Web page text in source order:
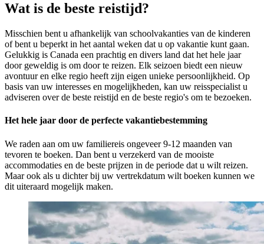
Wat is de beste reistijd?
Misschien bent u afhankelijk van schoolvakanties van de kinderen
of bent u beperkt in het aantal weken dat u op vakantie kunt gaan.
Gelukkig is Canada een prachtig en divers land dat het hele jaar
door geweldig is om door te reizen. Elk seizoen biedt een nieuw
avontuur en elke regio heeft zijn eigen unieke persoonlijkheid. Op
basis van uw interesses en mogelijkheden, kan uw reisspecialist u
adviseren over de beste reistijd en de beste regio's om te bezoeken.
Het hele jaar door de perfecte vakantiebestemming
We raden aan om uw familiereis ongeveer 9-12 maanden van
tevoren te boeken. Dan bent u verzekerd van de mooiste
accommodaties en de beste prijzen in de periode dat u wilt reizen.
Maar ook als u dichter bij uw vertrekdatum wilt boeken kunnen we
dit uiteraard mogelijk maken.